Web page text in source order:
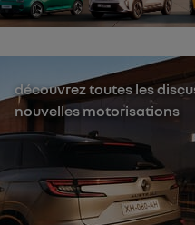
découvrez toutes les
nouvelles motorisations